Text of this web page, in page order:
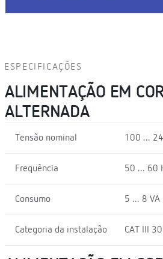
ESPECIFICAÇÕES
ALIMENTAÇÃO EM
ALTERNADA
Tensão nominal 100 ...
Frequência 50 ... 60
Consumo 5 ... 8 VA
Categoria da instalação CAT III